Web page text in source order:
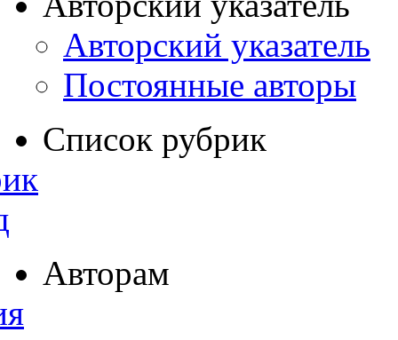
Авторский указатель
Постоянные авторы
Список рубрик
Авторам